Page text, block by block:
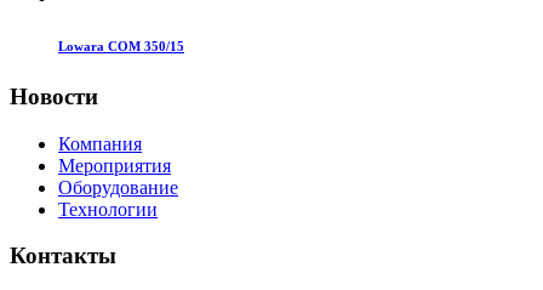
Lowara COM 350/15
Новости
Компания
Мероприятия
Оборудование
Технологии
Контакты